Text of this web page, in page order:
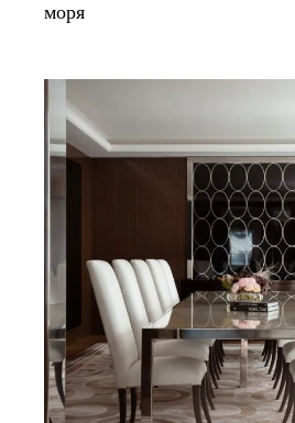
моря